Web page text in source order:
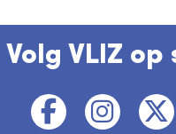
Volg VLIZ